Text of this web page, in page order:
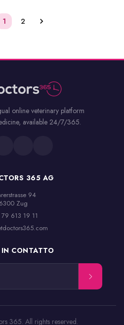
1 2
online veterinary platform
available 24/7/365.
365 AG
94
6300 Zug
613 19 11
CONTATTO
365. All rights reserved.